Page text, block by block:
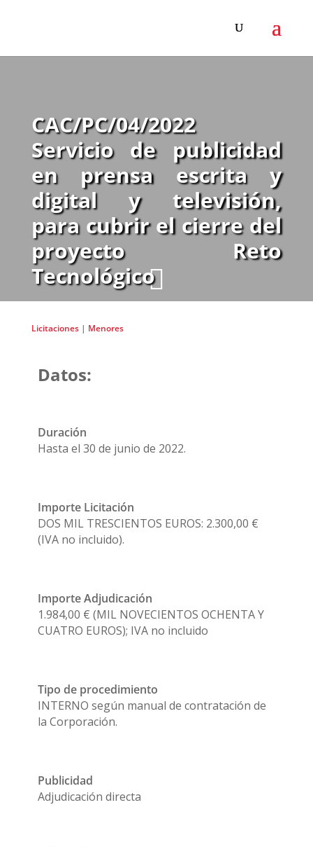

CAC/PC/04/2022
Servicio de publicidad
en prensa escrita y
digital y televisión,
para cubrir el cierre del
proyecto Reto
Tecnológico
Licitaciones| Menores
Datos:
Duración
Hasta el 30 de junio de 2022.
Importe Licitación
DOS MIL TRESCIENTOS EUROS: 2.300,00 €
(IVA no incluido).
Importe Adjudicación
1.984,00 € (MIL NOVECIENTOS OCHENTA Y
CUATRO EUROS); IVA no incluido
Tipo de procedimiento
INTERNO según manual de contratación de
la Corporación.
Publicidad
Adjudicación directa